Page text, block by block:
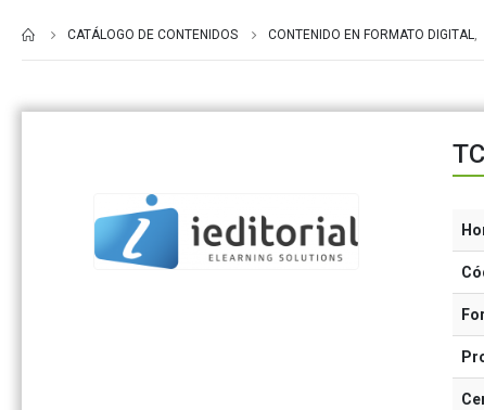
CATÁLOGO DE CONTENIDOS CONTENIDO EN FORMATO DIGITAL,